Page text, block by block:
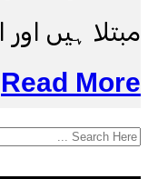
مبتلا ہیں
Read More